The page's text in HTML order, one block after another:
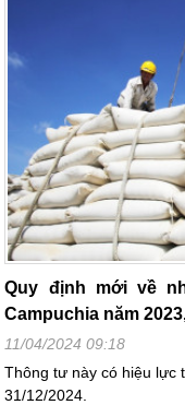
Quy định mới về
Campuchia năm
11/04/2024 09:18
Thông tư này có hiệu lực
31/12/2024.